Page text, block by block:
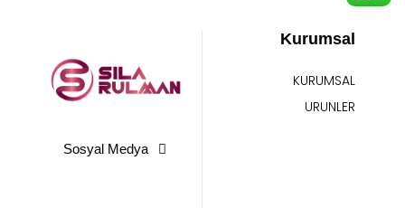
Sosyal Medya
Kurumsal
KURUMSAL
URUNLER